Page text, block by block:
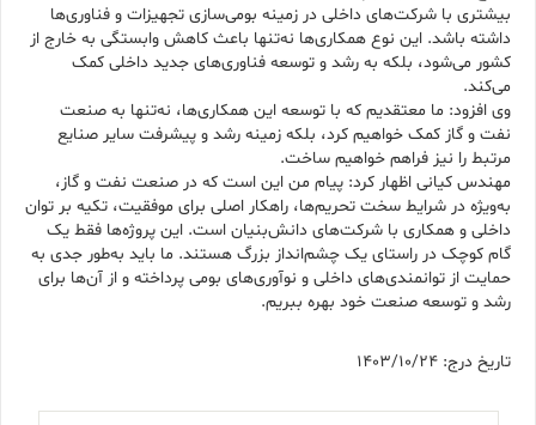
بیشتری با شرکت‌های داخلی در زمینه بومی‌سازی تجهیزات و فناوری‌ها
داشته باشد. این نوع همکاری‌ها نه‌تنها باعث کاهش وابستگی به خارج از
کشور می‌شود، بلکه به رشد و توسعه فناوری‌های جدید داخلی کمک
می‌کند.
وی افزود: ما معتقدیم که با توسعه این همکاری‌ها، نه‌تنها به صنعت
نفت و گاز کمک خواهیم کرد، بلکه زمینه رشد و پیشرفت سایر صنایع
مرتبط را نیز فراهم خواهیم ساخت.
مهندس کیانی اظهار کرد: پیام من این است که در صنعت نفت و گاز،
به‌ویژه در شرایط سخت تحریم‌ها، راهکار اصلی برای موفقیت، تکیه بر توان
داخلی و همکاری با شرکت‌های دانش‌بنیان است. این پروژه‌ها فقط یک
گام کوچک در راستای یک چشم‌انداز بزرگ هستند. ما باید به‌طور جدی به
حمایت از توانمندی‌های داخلی و نوآوری‌های بومی پرداخته و از آن‌ها برای
رشد و توسعه صنعت خود بهره ببریم.
تاریخ درج: 1403/10/24